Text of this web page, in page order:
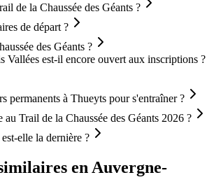
de la Chaussée des Géants ?
de départ ?
des Géants ?
Vallées est-il encore ouvert aux inscriptions ?
permanents à Thueyts pour s'entraîner ?
au Trail de la Chaussée des Géants 2026 ?
elle la dernière ?
en Auvergne-